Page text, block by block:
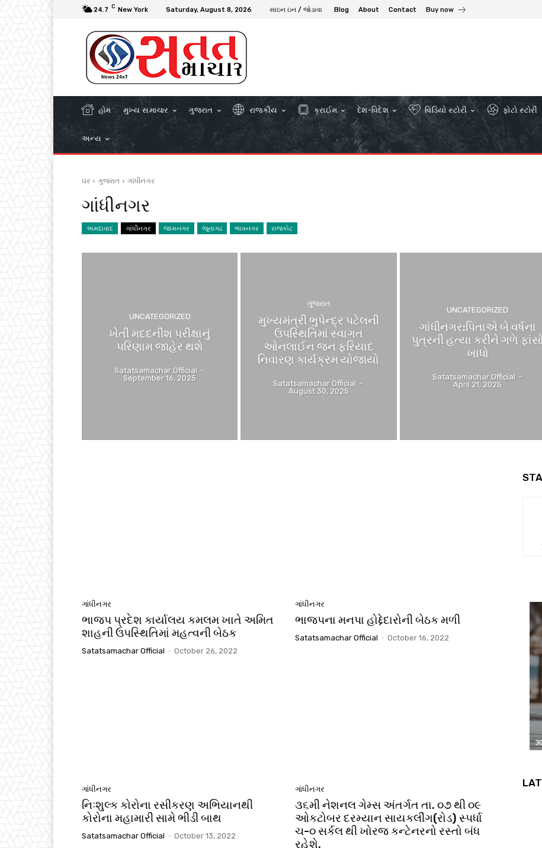
24.7 C New York Saturday, August 8, 2026 સાઇન ઇન / જોડાવા Blog About Contact Buy now
હોમ મુખ્ય સમાચાર ગુજરાત રાજકીય ક્રાઈમ દેશ-વિદેશ વિડિયો સ્ટોરી ફોટો સ્ટોરી
અન્ય
ઘર ગુજરાત ગાંધીનગર
ગાંધીનગર
અમદાવાદ ગાંધીનગર જામનગર જૂનાગઢ ભાવનગર રાજકોટ
UNCATEGORIZED
ખેતી મદદનીશ પરીક્ષાનું
પરિણામ જાહેર થશે
Satatsamachar Official -
September 16, 2025
ગુજરાત
મુખ્યમંત્રી ભુપેન્દ્ર પટેલની
ઉપસ્થિતિમાં સ્વાગત
ઓનલાઈન જન ફરિયાદ
નિવારણ કાર્યક્રમ યોજાયો
Satatsamachar Official -
August 30, 2025
UNCATEGORIZED
ગાંધીનગર:પિતાએ બે વર્ષના
પુત્રની હત્યા કરીને ગળે
ખાધો
Satatsamachar Official -
April 21, 2025
ગાંધીનગર
ભાજપ પ્રદેશ કાર્યાલય કમલમ ખાતે અમિત
શાહની ઉપસ્થિતિમાં મહત્વની બેઠક
Satatsamachar Official - October 26, 2022
ગાંધીનગર
ભાજપના મનપા હોદ્દેદારોની બેઠક મળી
Satatsamachar Official - October 16, 2022
ગાંધીનગર
નિઃશુલ્ક કોરોના રસીકરણ અભિયાનથી
કોરોના મહામારી સામે ભીડી બાથ
Satatsamachar Official - October 13, 2022
ગાંધીનગર
૩૬મી નેશનલ ગેમ્સ અંતર્ગત તા. ૦૭ થી ૦૯
ઓકટોબર દરમ્યાન સાયકલીંગ(રોડ) સ્પર્ધા
ચ-૦ સર્કલ થી ખોરજ કન્ટેનરનો રસ્તો બંધ
રહેશે.